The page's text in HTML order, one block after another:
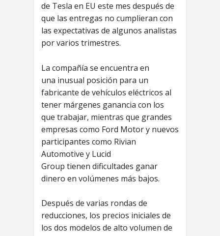
de Tesla en EU este mes después de
que las entregas no cumplieran con
las expectativas de algunos analistas
por varios trimestres.
La compañía se encuentra en
una inusual posición para un
fabricante de vehículos eléctricos al
tener márgenes ganancia con los
que trabajar, mientras que grandes
empresas como Ford Motor y nuevos
participantes como Rivian
Automotive y Lucid
Group tienen dificultades ganar
dinero en volúmenes más bajos.
Después de varias rondas de
reducciones, los precios iniciales de
los dos modelos de alto volumen de